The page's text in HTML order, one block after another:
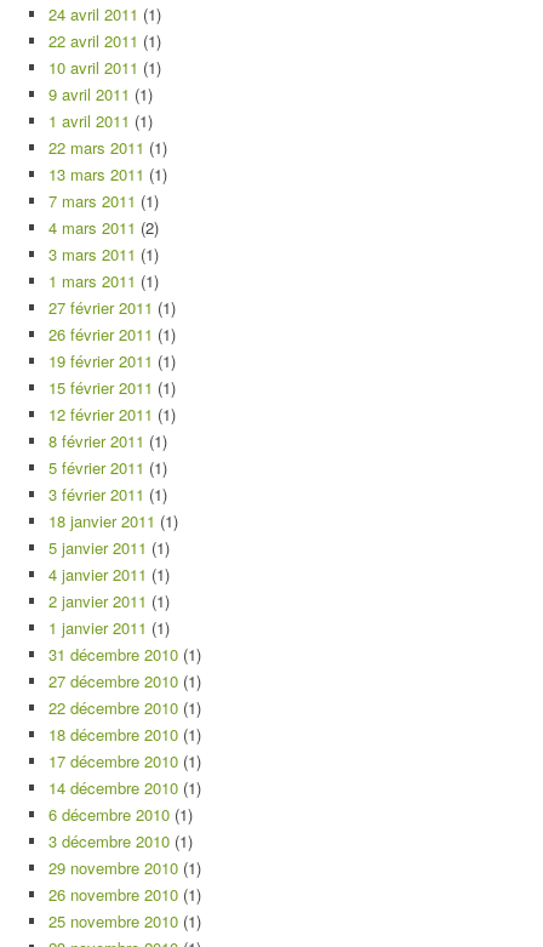
24 avril 2011 (1)
22 avril 2011 (1)
10 avril 2011 (1)
9 avril 2011 (1)
1 avril 2011 (1)
22 mars 2011 (1)
13 mars 2011 (1)
7 mars 2011 (1)
4 mars 2011 (2)
3 mars 2011 (1)
1 mars 2011 (1)
27 février 2011 (1)
26 février 2011 (1)
19 février 2011 (1)
15 février 2011 (1)
12 février 2011 (1)
8 février 2011 (1)
5 février 2011 (1)
3 février 2011 (1)
18 janvier 2011 (1)
5 janvier 2011 (1)
4 janvier 2011 (1)
2 janvier 2011 (1)
1 janvier 2011 (1)
31 décembre 2010 (1)
27 décembre 2010 (1)
22 décembre 2010 (1)
18 décembre 2010 (1)
17 décembre 2010 (1)
14 décembre 2010 (1)
6 décembre 2010 (1)
3 décembre 2010 (1)
29 novembre 2010 (1)
26 novembre 2010 (1)
25 novembre 2010 (1)